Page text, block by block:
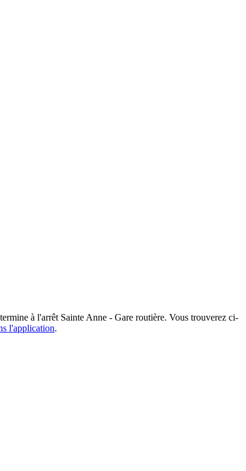
à l'arrêt Sainte Anne - Gare routière. Vous trouverez ci-
l'application.